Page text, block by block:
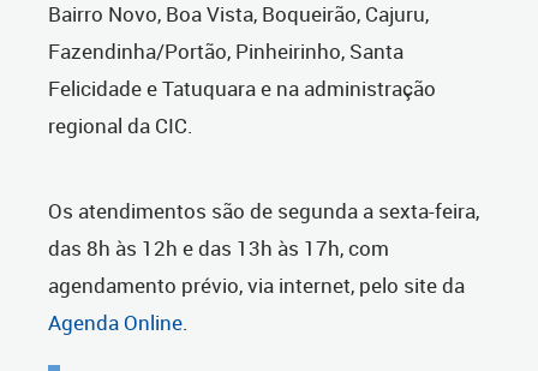
Bairro Novo, Boa Vista, Boqueirão, Cajuru,
Fazendinha/Portão, Pinheirinho, Santa
Felicidade e Tatuquara e na administração
regional da CIC.
Os atendimentos são de segunda a sexta-feira,
das 8h às 12h e das 13h às 17h, com
agendamento prévio, via internet, pelo site da
Agenda Online.